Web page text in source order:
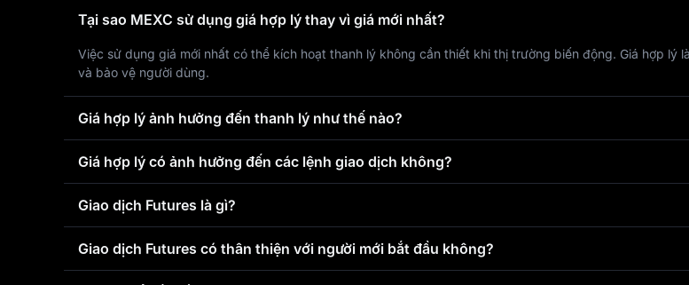
Tại sao MEXC sử dụng giá hợp lý thay vì giá mới nhất?
Việc sử dụng giá mới nhất có thể kích hoạt thanh lý không cần thiết khi thị trường biến động. Giá hợp
và bảo vệ người dùng.
Giá hợp lý ảnh hưởng đến thanh lý như thế nào?
Giá hợp lý có ảnh hưởng đến các lệnh giao dịch không?
Giao dịch Futures là gì?
Giao dịch Futures có thân thiện với người mới bắt đầu không?